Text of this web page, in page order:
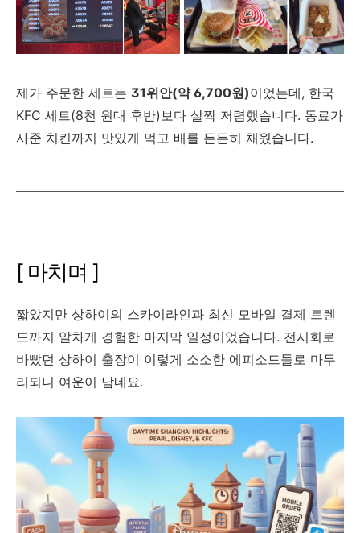
제가 주문한 세트는 31위안(약 6,700원)이었는데, 한국
KFC 세트(8천 원대 후반)보다 살짝 저렴했습니다. 동료가
사준 치킨까지 맛있게 먹고 배를 든든히 채웠습니다.
[ 마치며 ]
짧았지만 상하이의 스카이라인과 최신 모바일 결제 트렌
드까지 알차게 경험한 마지막 일정이었습니다. 전시회로
바빴던 상하이 출장이 이렇게 소소한 에피소드들로 마무
리되니 여운이 남네요.